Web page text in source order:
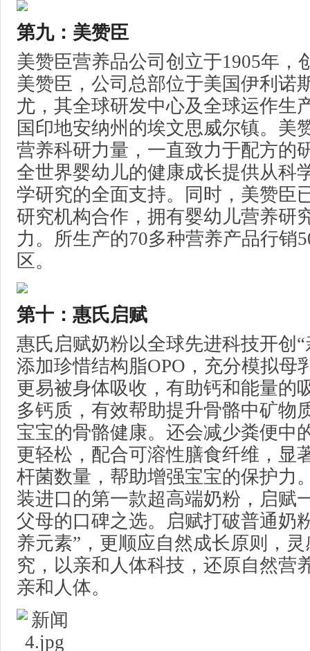
第九：美赞臣
美赞臣营养品公司创立于1905年，
美赞臣，公司总部位于美国伊利诺
尤，其全球研发中心及全球运作生
国印地安纳州的埃文思威尔镇。美
营养科研力量，一直致力于配方的
全世界婴幼儿的健康成长提供从科
学研究的全面支持。同时，美赞臣
研究机构合作，拥有婴幼儿营养研
力。所生产的70多种营养产品行销
区。
第十：惠氏启赋
惠氏启赋奶粉以全球先进科技开创
添加珍惜结构脂OPO，充分模拟母
更易被身体吸收，有助钙和能量的
多钙质，有效帮助提升骨骼中矿物
宝宝的骨骼健康。还会减少粪便中
更轻松，配合可溶性膳食纤维，显
杆菌数量，帮助增强宝宝的保护力
装进口的第一款超高端奶粉，启赋
父母的口碑之选。启赋打破普通奶
养元素”，更顺应自然成长原则，
究，以亲和人体科技，还原自然营
亲和人体。